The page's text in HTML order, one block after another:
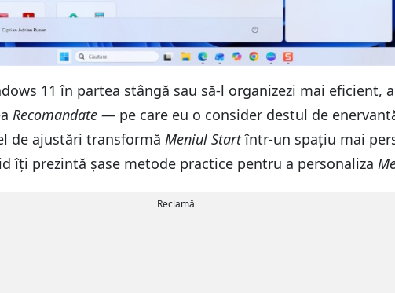
11 în partea stângă sau să‑l organizezi mai eficient,
Recomandate — pe care eu o consider destul de
de ajustări transformă Meniul Startîntr-un spațiu mai
îți prezintă șase metode practice pentru a personaliza
Reclamă